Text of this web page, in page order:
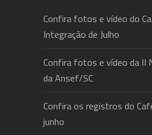
Confira fotos e vídeo do
Integração de Julho
Confira fotos e vídeo da II
da Ansef/SC
Confira os registros do
junho